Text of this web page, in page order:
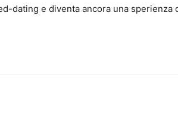
dating e diventa ancora una sperienza